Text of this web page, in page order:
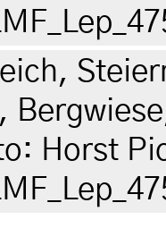
Horst